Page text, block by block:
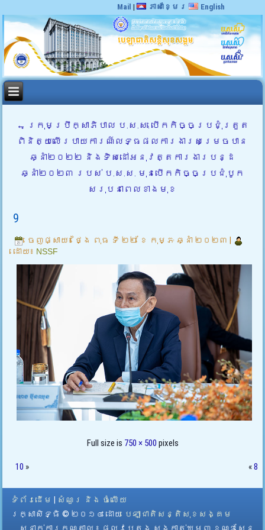
Mail | ភាសាខ្មែរ English
← ក្រុមប្រឹក្សាភិបាល ប.ស.ស. បើកកិច្ចប្រជុំត្រួត
ពិនិត្យលើរបាយការណ៍លទ្ធផលការងារសម្រេចបាន
ឆ្នាំ២០២២ និងទិសដៅអនុវត្តការងារបន្ដ
ឆ្នាំ២០២៣ របស់ ប.ស.ស. មុនបើកកិច្ចប្រជុំបូក
សរុបនាពេលខាងមុខ
9
ចេញផ្សាយ៖ ថ្ងៃ ពុធ ទី ២២ ខែ កុម្ភៈ ឆ្នាំ ២០២៣
ដោយ៖ NSSF
Full size is 750 × 500 pixels
10 » «8
ទំព័រដើម
សំណួរ និង ចំលើយ
រក្សាសិទ្ធិ © ២០១៤ ដោយ​ បេឡាជាតិសន្តិសុខសង្គម